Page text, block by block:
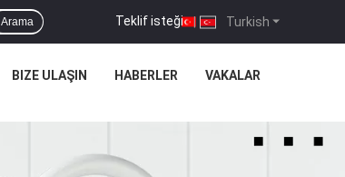
Turkish
Teklif isteği |
Arama
BIZE ULAŞIN HABERLER VAKALAR